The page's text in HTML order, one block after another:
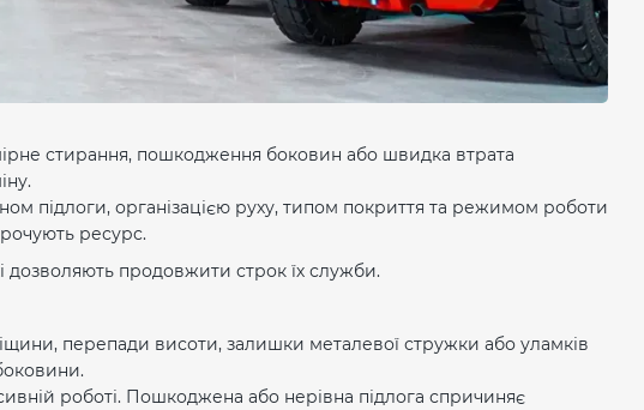
стирання, пошкодження боковин або швидка втрата
підлоги, організацією руху, типом покриття та режимом роботи
ресурс.
дозволяють продовжити строк їх служби.
перепади висоти, залишки металевої стружки або уламків
роботі. Пошкоджена або нерівна підлога спричиняє